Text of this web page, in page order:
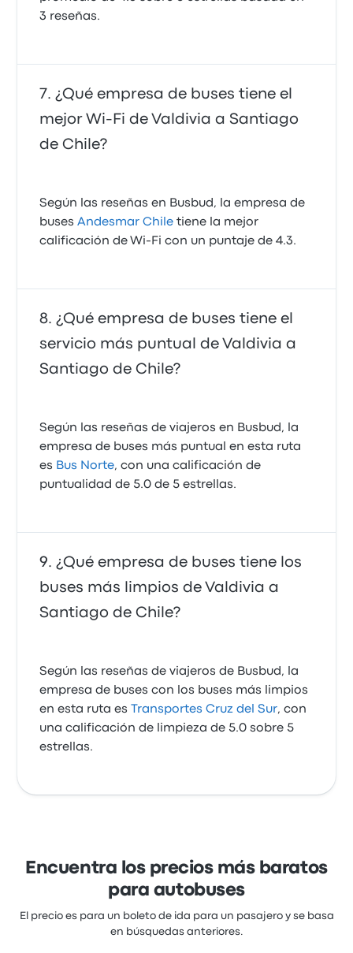
3 reseñas.
¿Qué empresa de buses tiene el
mejor Wi-Fi de Valdivia a Santiago
de Chile?
Según las reseñas en Busbud, la empresa de
busesAndesmar Chile tiene la mejor
calificación de Wi‑Fi con un puntaje de 4.3.
¿Qué empresa de buses tiene el
servicio más puntual de Valdivia a
Santiago de Chile?
Según las reseñas de viajeros en Busbud, la
empresa de buses más puntual en esta ruta
es Bus Norte, con una calificación de
puntualidad de 5.0 de 5 estrellas.
¿Qué empresa de buses tiene los
buses más limpios de Valdivia a
Santiago de Chile?
Según las reseñas de viajeros de Busbud, la
empresa de buses con los buses más limpios
en esta ruta esTransportes Cruz del Sur, con
una calificación de limpieza de 5.0 sobre 5
estrellas.
Encuentra los precios más baratos
para autobuses
El precio es para un boleto de ida para un pasajero y se basa
en búsquedas anteriores.